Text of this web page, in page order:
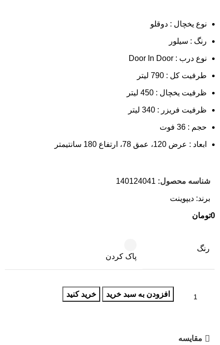
نوع یخچال : دوقلو
رنگ : سیلور
نوع درب : Door In Door
طرفیت کل : 790 لیتر
ظرفیت یخچال : 450 لیتر
ظرفیت فریزر : 340 لیتر
حجم : 36 فوت
ابعاد : عرض 120، عمق 78، ارتفاع 180 سانتیمتر
شناسه محصول: 140124041
برند:دیپوینت
0تومان
رنگ
پاک کردن
افزودن به سبد خرید خرید کنید
مقایسه